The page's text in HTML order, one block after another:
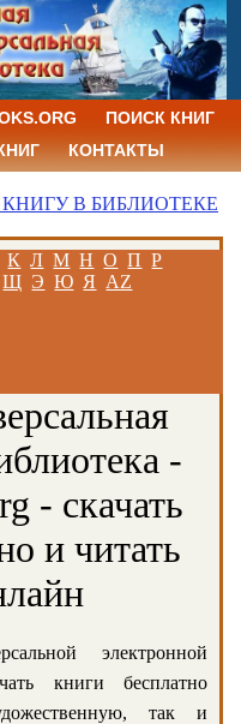
ПОИСК КНИГ
КОНТАКТЫ
В БИБЛИОТЕКЕ
К Л М Н О П Р
Щ Э Ю Я AZ
-
- скачать
и читать
электронной
книги бесплатно
так и